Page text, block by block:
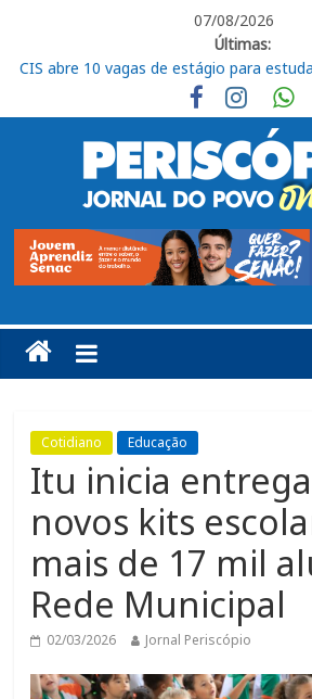
07/08/2026
Últimas:
CIS abre 10 vagas de estágio para
Livro “Roberto de Francisco, organista
nesta sexta
CEUNSP apresenta novos espaços do
Itu registra alta no Ideb e alcança nota
Ensino Fundamental
Fraternidades Franciscanas realizam
benefício do Lar Santo Inácio, em Itu
Cotidiano Educação
Itu inicia
novos kits
mais de 17 mil
Rede Municipal
02/03/2026 Jornal Periscópio